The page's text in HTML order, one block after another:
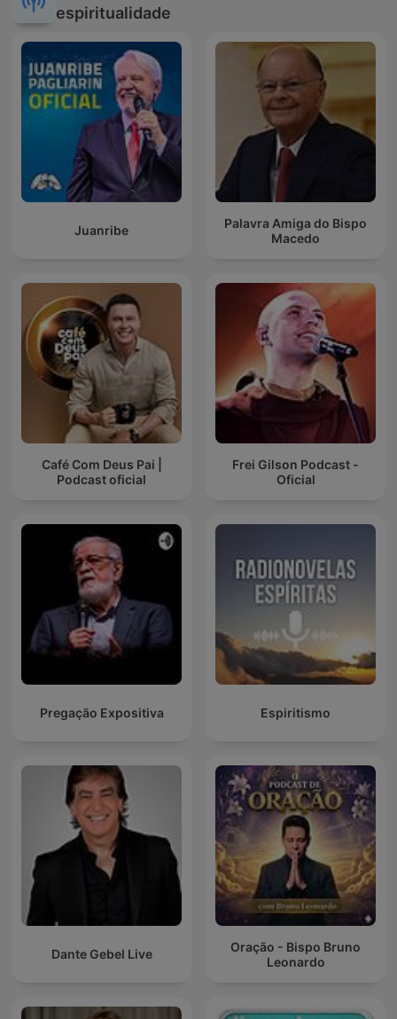
espiritualidade
Juanribe
Palavra Amiga do Bispo
Macedo
Café Com Deus Pai |
Podcast oficial
Frei Gilson Podcast -
Oficial
Pregação Expositiva Espiritismo
Dante Gebel Live
Oração - Bispo Bruno
Leonardo